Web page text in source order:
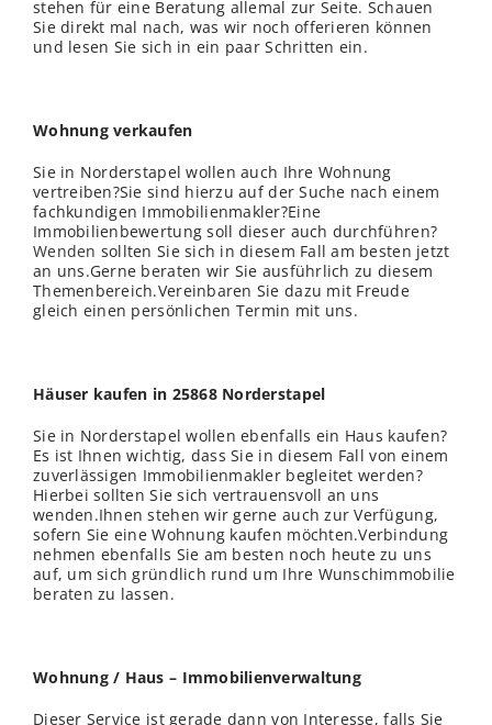
stehen für eine Beratung allemal zur Seite. Schauen
Sie direkt mal nach, was wir noch offerieren können
und lesen Sie sich in ein paar Schritten ein.
Wohnung verkaufen
Sie in Norderstapel wollen auch Ihre Wohnung
vertreiben?Sie sind hierzu auf der Suche nach einem
fachkundigen Immobilienmakler?Eine
Immobilienbewertung soll dieser auch durchführen?
Wenden sollten Sie sich in diesem Fall am besten jetzt
an uns.Gerne beraten wir Sie ausführlich zu diesem
Themenbereich.Vereinbaren Sie dazu mit Freude
gleich einen persönlichen Termin mit uns.
Häuser kaufen in 25868 Norderstapel
Sie in Norderstapel wollen ebenfalls ein Haus kaufen?
Es ist Ihnen wichtig, dass Sie in diesem Fall von einem
zuverlässigen Immobilienmakler begleitet werden?
Hierbei sollten Sie sich vertrauensvoll an uns
wenden.Ihnen stehen wir gerne auch zur Verfügung,
sofern Sie eine Wohnung kaufen möchten.Verbindung
nehmen ebenfalls Sie am besten noch heute zu uns
auf, um sich gründlich rund um Ihre Wunschimmobilie
beraten zu lassen.
Wohnung / Haus – Immobilienverwaltung
Dieser Service ist gerade dann von Interesse, falls Sie